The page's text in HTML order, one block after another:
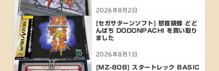
2026年8月2日
[セガサターンソフト] 怒首領蜂 どど
んぱち DODONPACHI を買い取り
ました
2026年8月1日
[MZ-80B] スタートレック BASIC